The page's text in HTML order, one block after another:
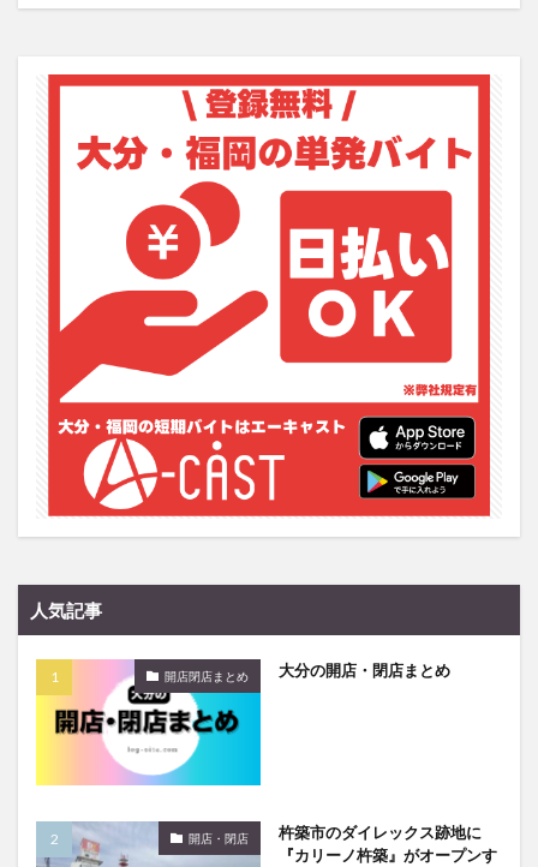
人気記事
開店閉店まとめ 大分の開店・閉店まとめ
開店・閉店
杵築市のダイレックス跡地に
『カリーノ杵築』がオープンす